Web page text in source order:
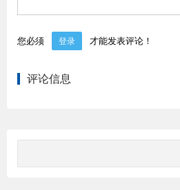
您必须 登录 才能发表评论！
评论信息